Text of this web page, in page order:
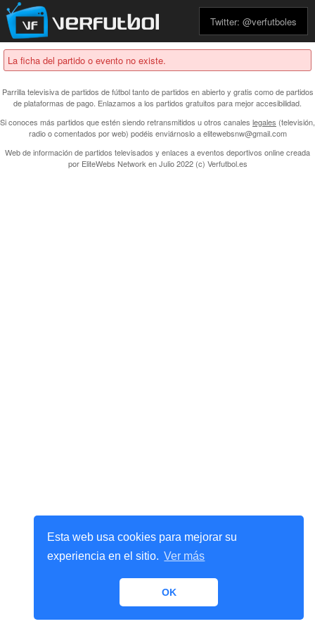
Esta web usa cookies para mejorar su
experiencia en el sitio. Ver más
OK
Twitter: @verfutboles
La ficha del partido o evento no existe.
Parrilla televisiva de partidos de fútbol tanto de partidos en abierto y gratis como de partidos
de plataformas de pago. Enlazamos a los partidos gratuitos para mejor accesibilidad.
Si conoces más partidos que estén siendo retransmitidos u otros canales legales (televisión,
radio o comentados por web) podéis enviárnoslo a elitewebsnw@gmail.com
Web de información de partidos televisados y enlaces a eventos deportivos online creada
por EliteWebs Network en Julio 2022 (c) Verfutbol.es